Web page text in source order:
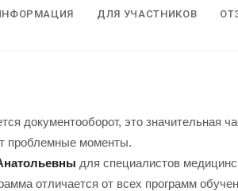
ДЛЯ УЧАСТНИКОВ
документооборот, это значительная
проблемные моменты.
для специалистов
отличается от всех программ